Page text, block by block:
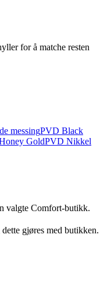
for å matche resten
messingPVD Black
GoldPVD Nikkel
valgte Comfort-butikk.
gjøres med butikken.